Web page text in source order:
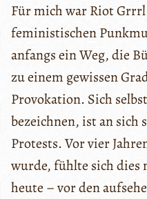
Für mich war Riot
feministischen
anfangs ein Weg, die
zu einem gewissen
Provokation. Sich
bezeichnen, ist an sich
Protests. Vor vier
wurde, fühlte sich dies
heute – vor den